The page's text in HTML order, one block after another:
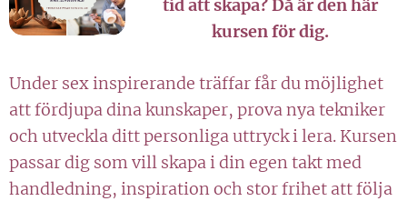
tid att skapa? Då är den här
kursen för dig.
Under sex inspirerande träffar får du möjlighet
att fördjupa dina kunskaper, prova nya tekniker
och utveckla ditt personliga uttryck i lera. Kursen
passar dig som vill skapa i din egen takt med
handledning, inspiration och stor frihet att följa